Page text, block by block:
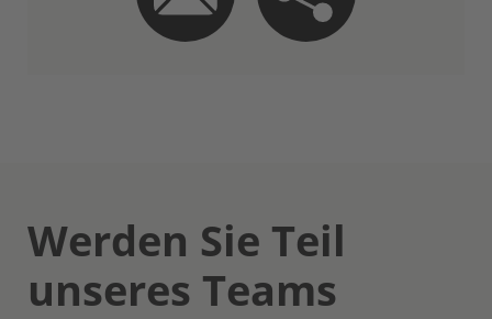
Werden Sie Teil
unseres Teams